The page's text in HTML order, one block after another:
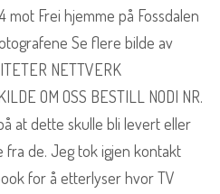
mot Frei hjemme på Fossdalen
Se flere bilde av
NETTVERK
OM OSS BESTILL NODI NR.
at dette skulle bli levert eller
fra de. Jeg tok igjen kontakt
for å etterlyser hvor TV